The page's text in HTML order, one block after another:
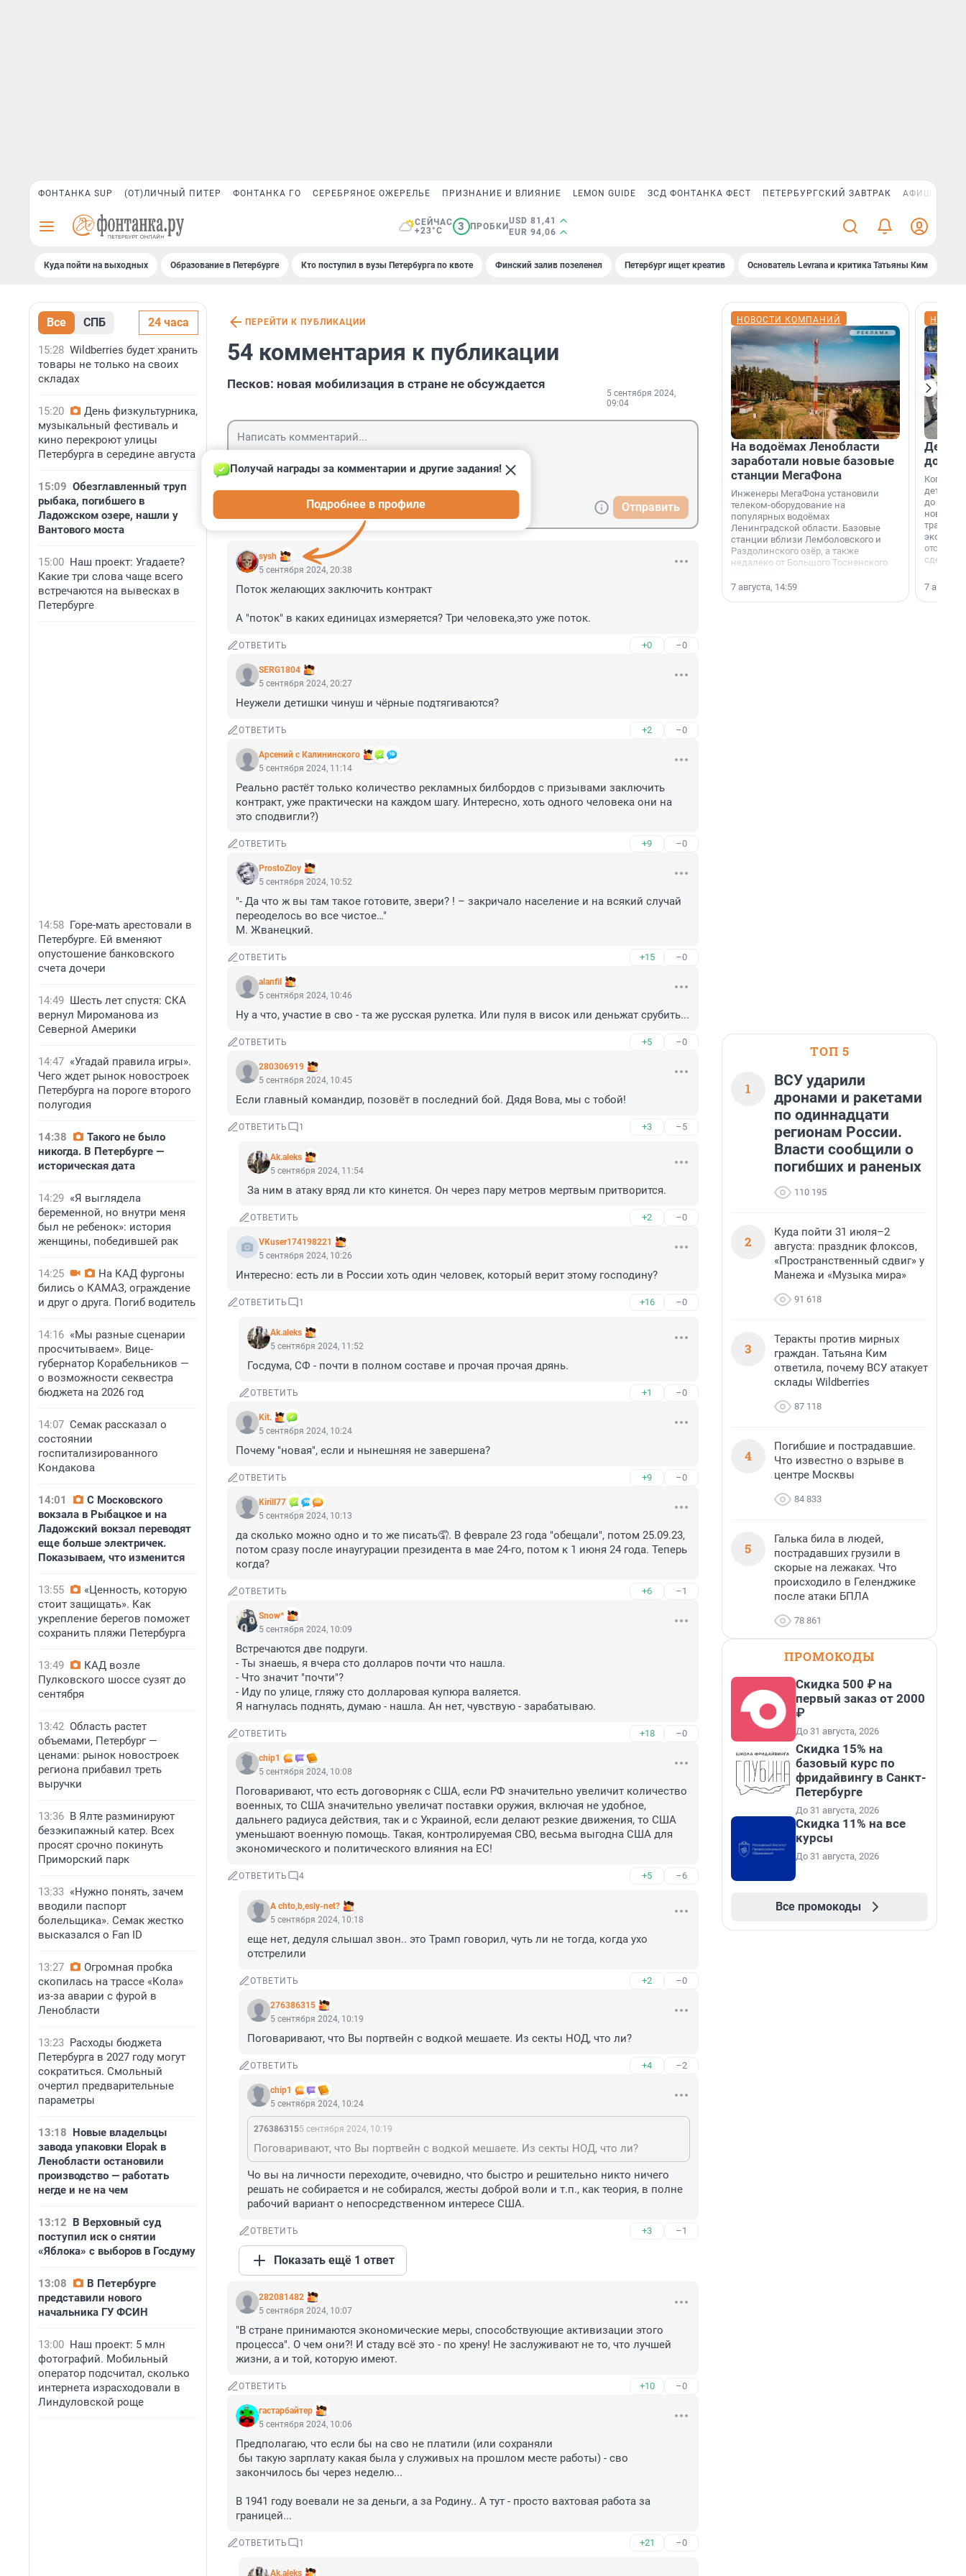
ФОНТАНКА SUP (ОТ)ЛИЧНЫЙ ПИТЕР ФОНТАНКА ГО СЕРЕБРЯНОЕ ОЖЕРЕЛЬЕ ПРИЗНАНИЕ И ВЛИЯНИЕ LEMON GUIDE ЗСД ФОНТАНКА ФЕСТ ПЕТЕРБУРГСКИЙ ЗАВТРАК АФИША PLUS
СЕЙЧАС
+23°C
3 ПРОБКИ
USD 81,41
EUR 94,06
Куда пойти на выходных Образование в Петербурге Кто поступил в вузы Петербурга по квоте Финский залив позеленел Петербург ищет креатив Основатель Levrana и критика Татьяны Ким
Все СПБ 24 часа
15:28 Wildberries будет хранить
товары не только на своих
складах
15:20
День физкультурника,
музыкальный фестиваль и
кино перекроют улицы
Петербурга в середине августа
15:09 Обезглавленный труп
рыбака, погибшего в
Ладожском озере, нашли у
Вантового моста
15:00 Наш проект: Угадаете?
Какие три слова чаще всего
встречаются на вывесках в
Петербурге
14:58 Горе-мать арестовали в
Петербурге. Ей вменяют
опустошение банковского
счета дочери
14:49 Шесть лет спустя: СКА
вернул Мироманова из
Северной Америки
14:47 «Угадай правила игры».
Чего ждет рынок новостроек
Петербурга на пороге второго
полугодия
14:38
Такого не было
никогда. В Петербурге —
историческая дата
14:29 «Я выглядела
беременной, но внутри меня
был не ребенок»: история
женщины, победившей рак
14:25
На КАД фургоны
бились о КАМАЗ, ограждение
и друг о друга. Погиб водитель
14:16 «Мы разные сценарии
просчитываем». Вице-
губернатор Корабельников —
о возможности секвестра
бюджета на 2026 год
14:07 Семак рассказал о
состоянии
госпитализированного
Кондакова
14:01
С Московского
вокзала в Рыбацкое и на
Ладожский вокзал переводят
еще больше электричек.
Показываем, что изменится
13:55
«Ценность, которую
стоит защищать». Как
укрепление берегов поможет
сохранить пляжи Петербурга
13:49
КАД возле
Пулковского шоссе сузят до
сентября
13:42 Область растет
объемами, Петербург —
ценами: рынок новостроек
региона прибавил треть
выручки
13:36 В Ялте разминируют
безэкипажный катер. Всех
просят срочно покинуть
Приморский парк
13:33 «Нужно понять, зачем
вводили паспорт
болельщика». Семак жестко
высказался о Fan ID
13:27
Огромная пробка
скопилась на трассе «Кола»
из-за аварии с фурой в
Ленобласти
13:23 Расходы бюджета
Петербурга в 2027 году могут
сократиться. Смольный
очертил предварительные
параметры
13:18 Новые владельцы
завода упаковки Elopak в
Ленобласти остановили
производство — работать
негде и не на чем
13:12 В Верховный суд
поступил иск о снятии
«Яблока» с выборов в Госдуму
13:08
В Петербурге
представили нового
начальника ГУ ФСИН
13:00 Наш проект: 5 млн
фотографий. Мобильный
оператор подсчитал, сколько
интернета израсходовали в
Линдуловской роще
ПЕРЕЙТИ К ПУБЛИКАЦИИ
54 комментария к публикации
Песков: новая мобилизация в стране не обсуждается
5 сентября 2024,
09:04
Отправить
sysh
Получай награды за комментарии и другие задания!
Подробнее в профиле
5 сентября 2024, 20:38
Поток желающих заключить контракт
А "поток" в каких единицах измеряется? Три человека,это уже поток.
ОТВЕТИТЬ +0 –0
SERG1804
5 сентября 2024, 20:27
Неужели детишки чинуш и чёрные подтягиваются?
ОТВЕТИТЬ +2 –0
Арсений с Калининского
5 сентября 2024, 11:14
Реально растёт только количество рекламных билбордов с призывами заключить
контракт, уже практически на каждом шагу. Интересно, хоть одного человека они на
это сподвигли?)
ОТВЕТИТЬ +9 –0
ProstoZloy
5 сентября 2024, 10:52
"- Да что ж вы там такое готовите, звери? ! – закричало население и на всякий случай
переоделось во все чистое…"
М. Жванецкий.
ОТВЕТИТЬ +15 –0
alanfil
5 сентября 2024, 10:46
Ну а что, участие в сво - та же русская рулетка. Или пуля в висок или деньжат срубить...
ОТВЕТИТЬ +5 –0
280306919
5 сентября 2024, 10:45
Если главный командир, позовёт в последний бой. Дядя Вова, мы с тобой!
ОТВЕТИТЬ 1 +3 –5
Ak.aleks
5 сентября 2024, 11:54
За ним в атаку вряд ли кто кинется. Он через пару метров мертвым притворится.
ОТВЕТИТЬ +2 –0
VKuser174198221
5 сентября 2024, 10:26
Интересно: есть ли в России хоть один человек, который верит этому господину?
ОТВЕТИТЬ 1 +16 –0
Ak.aleks
5 сентября 2024, 11:52
Госдума, СФ - почти в полном составе и прочая прочая дрянь.
ОТВЕТИТЬ +1 –0
Kit.
5 сентября 2024, 10:24
Почему "новая", если и нынешняя не завершена?
ОТВЕТИТЬ +9 –0
Kirill77
5 сентября 2024, 10:13
да сколько можно одно и то же писать🤦. В феврале 23 года "обещали", потом 25.09.23,
потом сразу после инаугурации президента в мае 24-го, потом к 1 июня 24 года. Теперь
когда?
ОТВЕТИТЬ +6 –1
Snow*
5 сентября 2024, 10:09
Встречаются две подруги.
- Ты знаешь, я вчера сто долларов почти что нашла.
- Что значит "почти"?
- Иду по улице, гляжу сто долларовая купюра валяется.
Я нагнулась поднять, думаю - нашла. Ан нет, чувствую - зарабатываю.
ОТВЕТИТЬ +18 –0
chip1
5 сентября 2024, 10:08
Поговаривают, что есть договорняк с США, если РФ значительно увеличит количество
военных, то США значительно увеличат поставки оружия, включая не удобное,
дальнего радиуса действия, так и с Украиной, если делают резкие движения, то США
уменьшают военную помощь. Такая, контролируемая СВО, весьма выгодна США для
экономического и политического влияния на ЕС!
ОТВЕТИТЬ 4 +5 –6
A chto,b,esly-net?
5 сентября 2024, 10:18
еще нет, дедуля слышал звон.. это Трамп говорил, чуть ли не тогда, когда ухо
отстрелили
ОТВЕТИТЬ +2 –0
276386315
5 сентября 2024, 10:19
Поговаривают, что Вы портвейн с водкой мешаете. Из секты НОД, что ли?
ОТВЕТИТЬ +4 –2
chip1
5 сентября 2024, 10:24
2763863155 сентября 2024, 10:19
Поговаривают, что Вы портвейн с водкой мешаете. Из секты НОД, что ли?
Чо вы на личности переходите, очевидно, что быстро и решительно никто ничего
решать не собирается и не собирался, жесты доброй воли и т.п., как теория, в полне
рабочий вариант о непосредственном интересе США.
ОТВЕТИТЬ +3 –1
Показать ещё 1 ответ
282081482
5 сентября 2024, 10:07
"В стране принимаются экономические меры, способствующие активизации этого
процесса". О чем они?! И стаду всё это - по хрену! Не заслуживают не то, что лучшей
жизни, а и той, которую имеют.
ОТВЕТИТЬ +10 –0
гастарбайтер
5 сентября 2024, 10:06
Предполагаю, что если бы на сво не платили (или сохраняли
закончилось бы через неделю...
В 1941 году воевали не за деньги, а за Родину.. А тут - просто вахтовая работа за
границей...
ОТВЕТИТЬ 1 +21 –0
Ak.aleks
НОВОСТИ КОМПАНИЙ
На водоёмах Ленобласти
заработали новые базовые
станции МегаФона
Инженеры МегаФона установили
телеком-оборудование на
популярных водоёмах
Ленинградской области. Базовые
станции вблизи Лемболовского и
Раздолинского озёр, а также
недалеко от Большого Тосненского
7 августа, 14:59
Когда-
дети
до
новости
сделали
7
ТОП 5
1
ВСУ ударили
дронами и ракетами
по одиннадцати
регионам России.
Власти сообщили о
погибших и раненых
110 195
2
Куда пойти 31 июля–2
августа: праздник флоксов,
«Пространственный сдвиг» у
Манежа и «Музыка мира»
91 618
3
Теракты против мирных
граждан. Татьяна Ким
ответила, почему ВСУ атакует
склады Wildberries
87 118
4
Погибшие и пострадавшие.
Что известно о взрыве в
центре Москвы
84 833
5
Галька била в людей,
пострадавших грузили в
скорые на лежаках. Что
происходило в Геленджике
после атаки БПЛА
78 861
ПРОМОКОДЫ
Скидка 500 ₽ на
первый заказ от 2000
₽
До 31 августа, 2026
Скидка 15% на
базовый курс по
фридайвингу в Санкт-
Петербурге
До 31 августа, 2026
Скидка 11% на все
курсы
До 31 августа, 2026
Все промокоды